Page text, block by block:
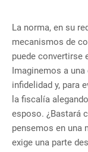
La norma, en su
mecanismos de
puede convertirse
Imaginemos a
infidelidad y, para
la fiscalía
esposo. ¿Bastará
pensemos en una
exige una parte